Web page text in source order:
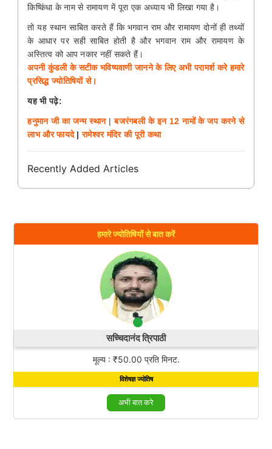
किष्किंधा के नाम से रामायण में पूरा एक अध्याय भी लिखा गया है।
तो यह स्थान साबित करते हैं कि भगवान राम और रामायण दोनों ही तथ्यों
के आधार पर सही साबित होती है और भगवान राम और रामायण के
अस्तित्व को आप नकार नहीं सकते हैं।
अपनी कुंडली के सटीक भविष्यवाणी जानने के लिए अभी परामर्श करे हमारे
प्रसिद्ध ज्योतिषियों से।
यह भी पढ़े:
हनुमान जी का जन्म स्थान|बजरंगबली के इन 12 नामों के जप करने से
लाभ और फायदे|रामेश्वर मंदिर की पूरी कथा
Recently Added Articles
हमारे ज्योतिषियों से बात करें
सच्चिदानंद त्रिपाठी
मूल्य : ₹50.00 प्रति मिनट.